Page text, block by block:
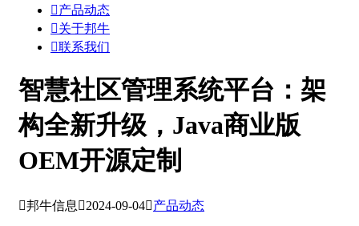
产品动态
关于邦牛
联系我们
智慧社区管理系统平台：架
构全新升级，Java商业版
OEM开源定制
邦牛信息 2024-09-04产品动态